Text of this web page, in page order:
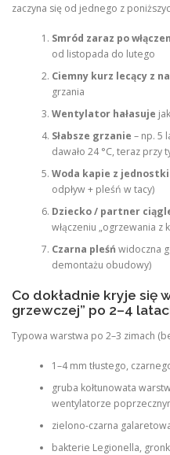
zaczyna się od jednego z
Smród zaraz po
od listopada do lutego
Ciemny kurz lecący z
grzania
Wentylator hałasuje
Słabsze grzanie – np. 5
dawało 24 °C, teraz przy
Woda kapie z jednostki
odpływ + pleśń w tacy)
Dziecko / partner
włączeniu „ogrzewania z
Czarna pleśń widoczna
demontażu obudowy)
Co dokładnie kryje się
grzewczej” po 2–4
Typowa warstwa po 2–3 zimach
1–4 mm tłustego,
gruba kołtunowata
wentylatorze
zielono-czarna
bakterie Legionella,